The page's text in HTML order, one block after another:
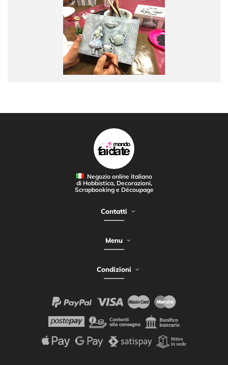
Negozio online italiano
di Hobbistica, Decorazioni,
Scrapbooking e Découpage
Contatti
Menu
Condizioni